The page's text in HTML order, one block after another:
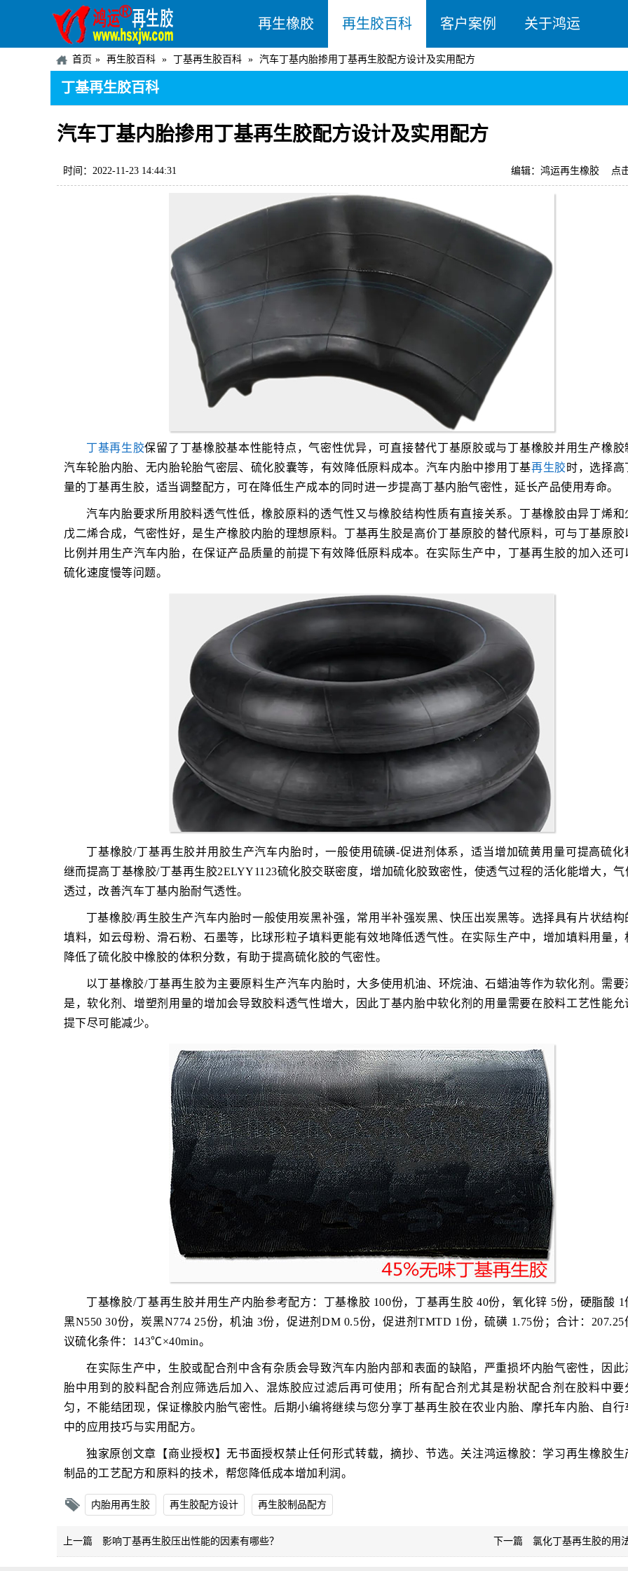
再生橡胶 再生胶百科 客户案例 关于鸿运
首页 再生胶百科 丁基再生胶百科 汽车丁基内胎掺用丁基再生胶配方设计及实用配方
丁基再生胶百科
汽车丁基内胎掺用丁基再生胶配方设计及实用配方
时间：2022-11-23 14:44:31 点
编辑：鸿运再生橡胶
丁基再生胶保留了丁基橡胶基本性能特点，气密性优异，可直接替代丁基原胶或与丁基橡胶并用生产橡胶
汽车轮胎内胎、无内胎轮胎气密层、硫化胶囊等，有效降低原料成本。汽车内胎中掺用丁基再生胶时，选择高
量的丁基再生胶，适当调整配方，可在降低生产成本的同时进一步提高丁基内胎气密性，延长产品使用寿命。
汽车内胎要求所用胶料透气性低，橡胶原料的透气性又与橡胶结构性质有直接关系。丁基橡胶由异丁烯和
戊二烯合成，气密性好，是生产橡胶内胎的理想原料。丁基再生胶是高价丁基原胶的替代原料，可与丁基原胶
比例并用生产汽车内胎，在保证产品质量的前提下有效降低原料成本。在实际生产中，丁基再生胶的加入还可
硫化速度慢等问题。
丁基橡胶/丁基再生胶并用胶生产汽车内胎时，一般使用硫磺-促进剂体系，适当增加硫黄用量可提高硫化
继而提高丁基橡胶/丁基再生胶2ELYY1123硫化胶交联密度，增加硫化胶致密性，使透气过程的活化能增大，气
透过，改善汽车丁基内胎耐气透性。
丁基橡胶/再生胶生产汽车内胎时一般使用炭黑补强，常用半补强炭黑、快压出炭黑等。选择具有片状结构
填料，如云母粉、滑石粉、石墨等，比球形粒子填料更能有效地降低透气性。在实际生产中，增加填料用量，
降低了硫化胶中橡胶的体积分数，有助于提高硫化胶的气密性。
以丁基橡胶/丁基再生胶为主要原料生产汽车内胎时，大多使用机油、环烷油、石蜡油等作为软化剂。需要
是，软化剂、增塑剂用量的增加会导致胶料透气性增大，因此丁基内胎中软化剂的用量需要在胶料工艺性能允
提下尽可能减少。
丁基橡胶/丁基再生胶并用生产内胎参考配方：丁基橡胶 100份，丁基再生胶 40份，氧化锌 5份，硬脂酸 1
黑N550 30份，炭黑N774 25份，机油 3份，促进剂DM 0.5份，促进剂TMTD 1份，硫磺 1.75份；合计：207.25
议硫化条件：143℃×40min。
在实际生产中，生胶或配合剂中含有杂质会导致汽车内胎内部和表面的缺陷，严重损坏内胎气密性，因此
胎中用到的胶料配合剂应筛选后加入、混炼胶应过滤后再可使用；所有配合剂尤其是粉状配合剂在胶料中要
匀，不能结团现，保证橡胶内胎气密性。后期小编将继续与您分享丁基再生胶在农业内胎、摩托车内胎、自行
中的应用技巧与实用配方。
独家原创文章【商业授权】无书面授权禁止任何形式转载，摘抄、节选。关注鸿运橡胶：学习再生橡胶生
制品的工艺配方和原料的技术，帮您降低成本增加利润。
内胎用再生胶 再生胶配方设计 再生胶制品配方
上一篇 影响丁基再生胶压出性能的因素有哪些？ 下一篇 氯化丁基再生胶的用